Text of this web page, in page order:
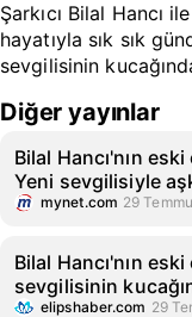
Şarkıcı Bilal Hancı
hayatıyla sık sık
sevgilisinin
Diğer yayınlar
Bilal Hancı'nın
Yeni sevgilisiyle
mynet.com 29
Bilal Hancı'nın
sevgilisinin
elipshaber.com 29